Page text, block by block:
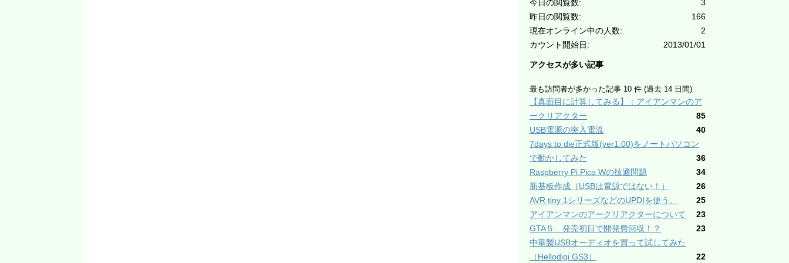
3
今日の閲覧数:
166
昨日の閲覧数:
2
現在オンライン中の人数:
2013/01/01
カウント開始日:
アクセスが多い記事
最も訪問者が多かった記事 10 件 (過去 14 日間)
【真面目に計算してみる】：アイアンマンのア
ークリアクター
85
USB電源の突入電流
40
7days to die正式版(ver1.00)をノートパソコン
で動かしてみた
36
Raspberry Pi Pico Wの技適問題
34
新基板作成（USBは電源ではない！）
26
AVR tiny 1シリーズなどのUPDIを使う。
25
アイアンマンのアークリアクターについて
23
GTA５ 発売初日で開発費回収！？
23
中華製USBオーディオを買って試してみた
（Hellodigi GS3）
22